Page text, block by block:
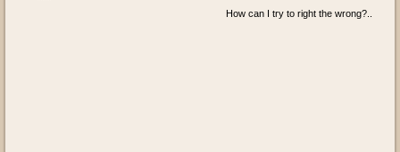
How can I try to right the wrong?..